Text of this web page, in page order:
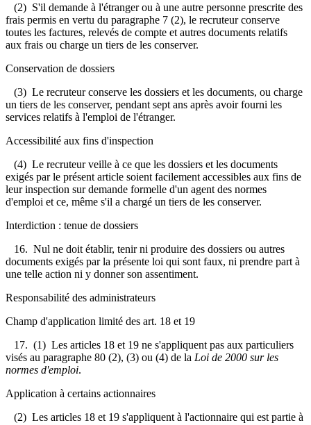
(2) S'il demande à l'étranger ou à une autre personne prescrite des
frais permis en vertu du paragraphe 7 (2), le recruteur conserve
toutes les factures, relevés de compte et autres documents relatifs
aux frais ou charge un tiers de les conserver.
Conservation de dossiers
(3) Le recruteur conserve les dossiers et les documents, ou charge
un tiers de les conserver, pendant sept ans après avoir fourni les
services relatifs à l'emploi de l'étranger.
Accessibilité aux fins d'inspection
(4) Le recruteur veille à ce que les dossiers et les documents
exigés par le présent article soient facilement accessibles aux fins de
leur inspection sur demande formelle d'un agent des normes
d'emploi et ce, même s'il a chargé un tiers de les conserver.
Interdiction : tenue de dossiers
16. Nul ne doit établir, tenir ni produire des dossiers ou autres
documents exigés par la présente loi qui sont faux, ni prendre part à
une telle action ni y donner son assentiment.
Responsabilité des administrateurs
Champ d'application limité des art. 18 et 19
17. (1) Les articles 18 et 19 ne s'appliquent pas aux particuliers
visés au paragraphe 80 (2), (3) ou (4) de la Loi de 2000 sur les
normes d'emploi.
Application à certains actionnaires
(2) Les articles 18 et 19 s'appliquent à l'actionnaire qui est partie à